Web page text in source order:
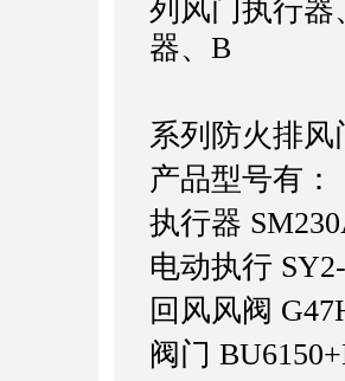
列风门执行
器、B
系列防火排
产品型号有：
执行器
电动执行
回风风阀
阀门